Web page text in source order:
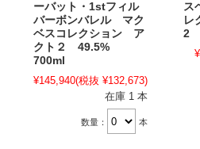
ーバット・1stフィル
バーボンバレル マク
ベスコレクション ア
クト２ 49.5%
700ml
¥145,940(税抜 ¥132,673)
在庫 1 本
数量： 本
ス
レ
2